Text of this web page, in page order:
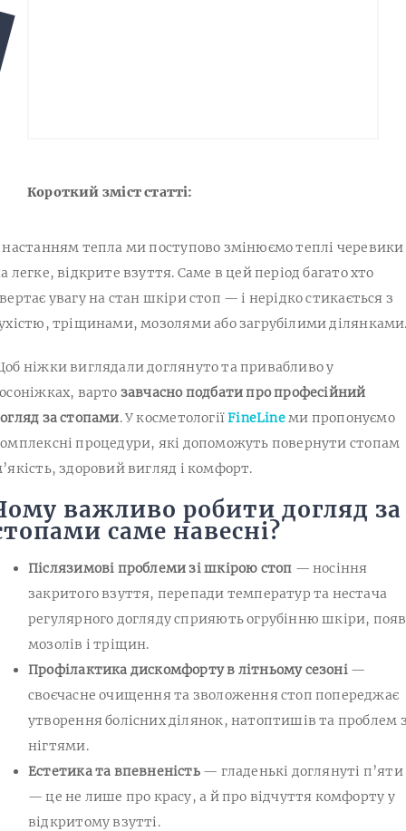
Короткий зміст статті:
настанням тепла ми поступово змінюємо теплі черевики
легке, відкрите взуття. Саме в цей період багато хто
увагу на стан шкіри стоп — і нерідко стикається з
тріщинами, мозолями або загрубілими
ніжки виглядали доглянуто та привабливо у
варто завчасно подбати про професійний
за стопами. У косметологіїFineLineми пропонуємо
процедури, які допоможуть повернути стопам
здоровий вигляд і комфорт.
важливо робити догляд за
саме навесні?
Післязимові проблеми зі шкірою стоп — носіння
закритого взуття, перепади температур та нестача
регулярного догляду сприяють огрубінню шкіри,
мозолів і тріщин.
Профілактика дискомфорту в літньому сезоні—
своєчасне очищення та зволоження стоп попереджає
утворення болісних ділянок, натоптишів та проблем
нігтями.
Естетика та впевненість— гладенькі доглянуті п’яти
— це не лише про красу, а й про відчуття комфорту у
відкритому взутті.